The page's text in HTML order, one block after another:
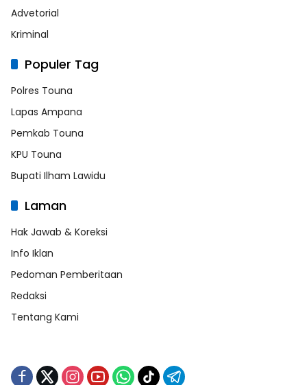
Advetorial
Kriminal
Populer Tag
Polres Touna
Lapas Ampana
Pemkab Touna
KPU Touna
Bupati Ilham Lawidu
Laman
Hak Jawab & Koreksi
Info Iklan
Pedoman Pemberitaan
Redaksi
Tentang Kami